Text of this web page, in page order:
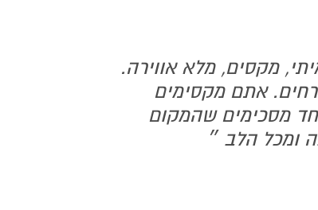
מקסים, מלא אווירה.
אתם מקסימים
מסכימים שהמקום
ומכל הלב ״